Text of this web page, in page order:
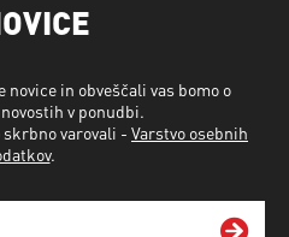
in obveščali vas bomo o
v ponudbi.
varovali - Varstvo osebnih
.